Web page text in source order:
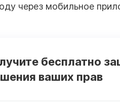
через мобильное
бесплатно
ваших прав